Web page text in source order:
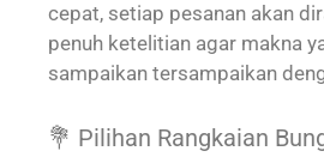
cepat, setiap pesanan akan
penuh ketelitian agar makna
sampaikan tersampaikan
💐 Pilihan Rangkaian